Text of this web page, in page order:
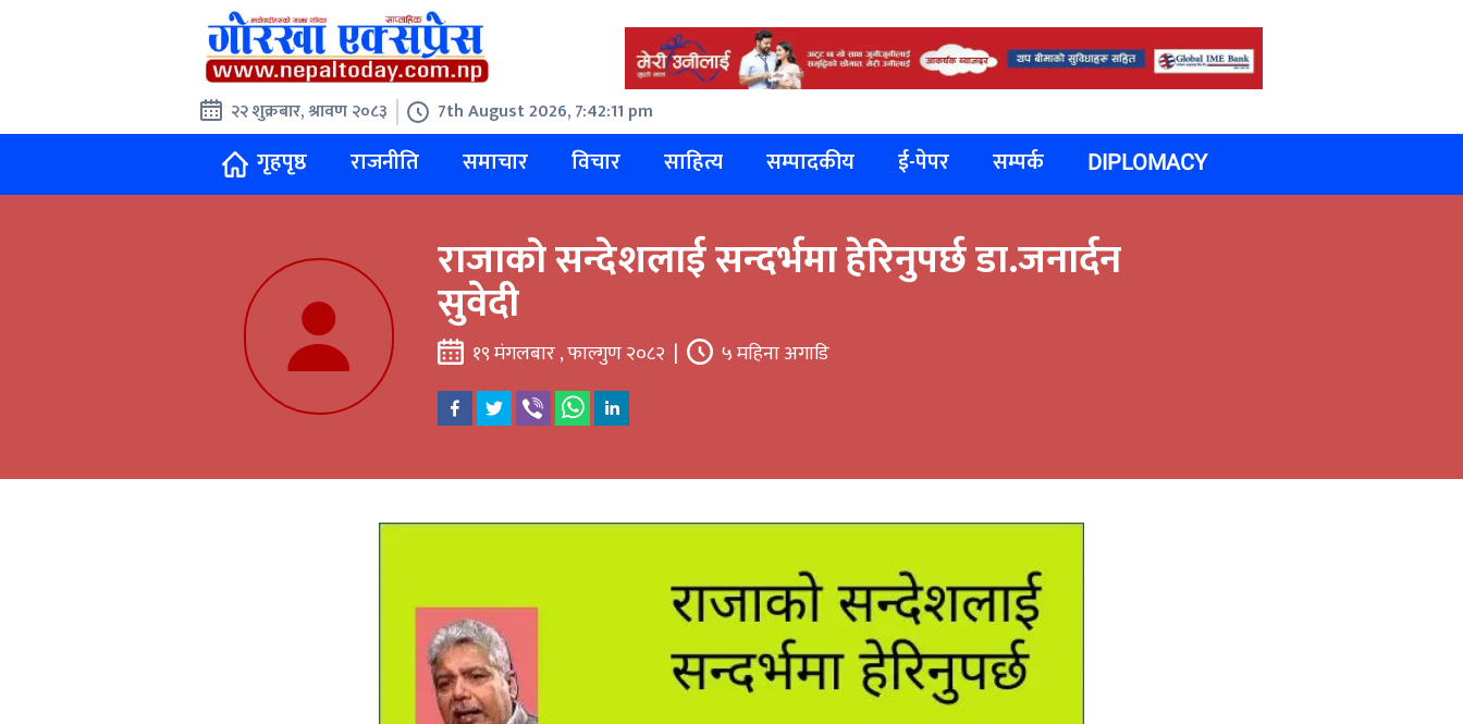
२२ शुक्रबार, श्रावण २०८३ 7th August 2026, 7:42:12 pm
गृहपृष्ठ राजनीति समाचार विचार साहित्य सम्पादकीय ई-पेपर सम्पर्क DIPLOMACY
राजाको सन्देशलाई सन्दर्भमा हेरिनुपर्छ डा.जनार्दन
सुवेदी
१९ मंगलबार , फाल्गुण २०८२ | ५ महिना अगाडि